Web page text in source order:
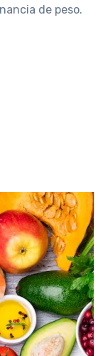
de peso.